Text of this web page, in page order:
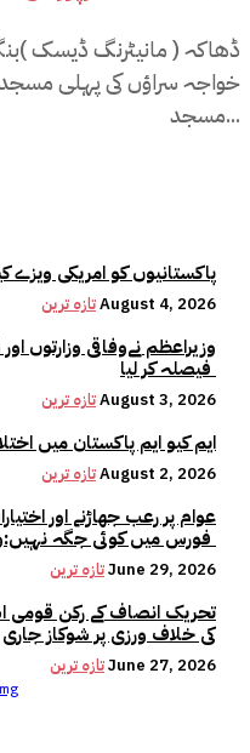
ڈھاکہ ( مانیٹرنگ ڈیسک
خواجہ سراؤں کی پہلی مسجد
مسجد...
پاکستانیوں کو امریکی ویزے
تازہ ترینAugust 4, 2026
وزیراعظم نےوفاقی وزارتوں
تازہ ترینAugust 3, 2026
ایم کیو ایم پاکستان میں
تازہ ترینAugust 2, 2026
عوام پر رعب جھاڑنے اور
تازہ ترینJune 29, 2026
تحریک انصاف کے رکن قومی
کی خلاف ورزی پر شوکاز جاری
تازہ ترینJune 27, 2026